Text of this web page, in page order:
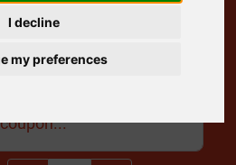
I decline
my preferences